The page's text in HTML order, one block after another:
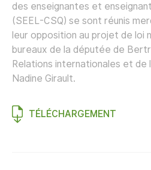
des enseignantes et
(SEEL-CSQ) se sont réunis
leur opposition au projet de loi
bureaux de la députée de
Relations internationales et de
Nadine Girault.
TÉLÉCHARGEMENT